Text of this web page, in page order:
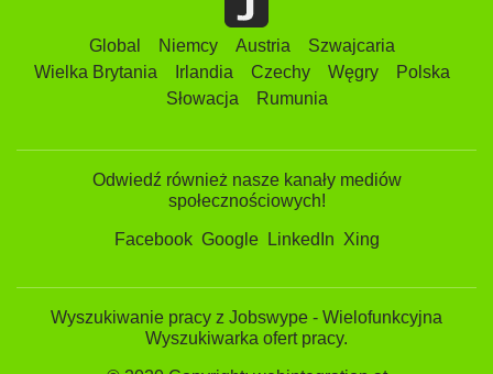
Global Niemcy Austria
Szwajcaria
Wielka Brytania
Irlandia Czechy Węgry
Polska
Słowacja
Rumunia
Odwiedź również nasze kanały mediów
społecznościowych!
Facebook Google LinkedIn Xing
Wyszukiwanie pracy z Jobswype - Wielofunkcyjna
Wyszukiwarka ofert pracy.